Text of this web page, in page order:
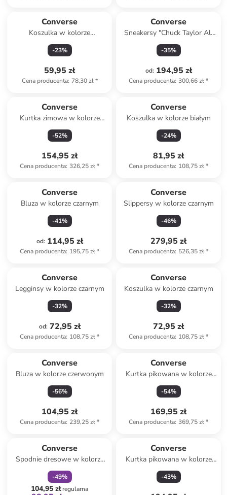
Converse
Koszulka w kolorze
kremowym
-23%
59,95 zł
Cena producenta: 78,30 zł*
Converse
Sneakersy "Chuck Taylor All
Star Malden Street" w kolorze
jasnobrązowym
-35%
od: 194,95 zł
Cena producenta: 300,66 zł*
Converse
Kurtka zimowa w kolorze
fioletowym
-52%
154,95 zł
Cena producenta: 326,25 zł*
Converse
Koszulka w kolorze białym
-24%
81,95 zł
Cena producenta: 108,75 zł*
Converse
Bluza w kolorze czarnym
-41%
od: 114,95 zł
Cena producenta: 195,75 zł*
Converse
Slippersy w kolorze czarnym
-46%
279,95 zł
Cena producenta: 526,35 zł*
Converse
Legginsy w kolorze czarnym
-32%
od: 72,95 zł
Cena producenta: 108,75 zł*
Converse
Koszulka w kolorze czarnym
-32%
72,95 zł
Cena producenta: 108,75 zł*
Converse
Bluza w kolorze czerwonym
-56%
104,95 zł
Cena producenta: 239,25 zł*
Converse
Kurtka pikowana w kolorze
czarnym
-54%
169,95 zł
Cena producenta: 369,75 zł*
Converse
Spodnie dresowe w kolorze
szarym
-49%
104,95 złregularna
Converse
Kurtka pikowana w kolorze
czarnym
-43%